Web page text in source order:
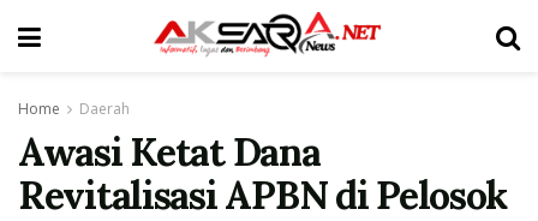
Home Daerah
Awasi Ketat Dana
Revitalisasi APBN di Pelosok